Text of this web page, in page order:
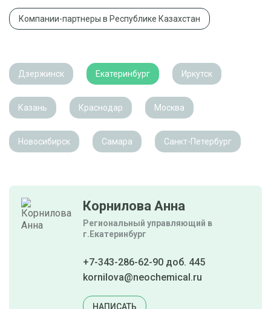
Компании-партнеры в Республике Казахстан
Дзержинск Екатеринбург Иркутск
Казань Краснодар Москва
Новосибирск Самара Санкт-Петербург
Корнилова Анна
Региональный управляющий в
г.Екатеринбург
+7-343-286-62-90 доб. 445
kornilova@neochemical.ru
НАПИСАТЬ